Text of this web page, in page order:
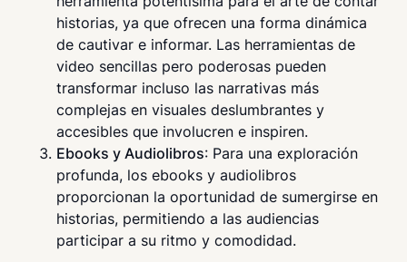
historias, ya que ofrecen una forma dinámica
de cautivar e informar. Las herramientas de
video sencillas pero poderosas pueden
transformar incluso las narrativas más
complejas en visuales deslumbrantes y
accesibles que involucren e inspiren.
Ebooks y Audiolibros: Para una exploración
profunda, los ebooks y audiolibros
proporcionan la oportunidad de sumergirse en
historias, permitiendo a las audiencias
participar a su ritmo y comodidad.